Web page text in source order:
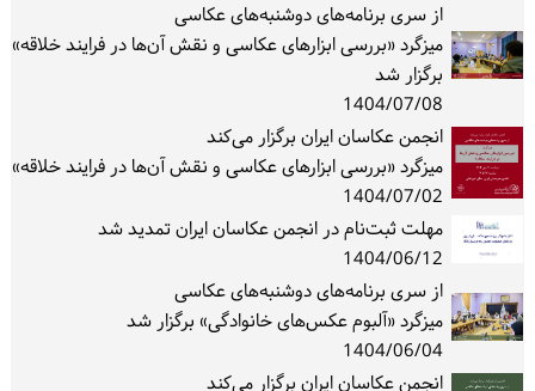
از سری برنامه‌های دوشنبه‌های عکاسی
میزگرد «بررسی ابزارهای عکاسی و نقش آن‌ها در فرایند خلاقه»
برگزار شد
1404/07/08
انجمن عکاسان ایران برگزار می‌کند
میزگرد «بررسی ابزارهای عکاسی و نقش آن‌ها در فرایند خلاقه»
1404/07/02
مهلت ثبت‌نام در انجمن عکاسان ایران تمدید شد
1404/06/12
از سری برنامه‌های دوشنبه‌های عکاسی
میزگرد «آلبوم عکس‌های خانوادگی» برگزار شد
1404/06/04
انجمن عکاسان ایران برگزار می‌کند